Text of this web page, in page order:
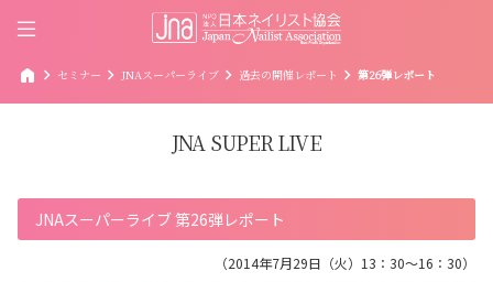
home chevron_right セミナー chevron_right JNAスーパーライブ chevron_right 過去の開催レポート chevron_right 第26弾レポート
JNA SUPER LIVE
JNAスーパーライブ 第26弾レポート
（2014年7月29日（火）13：30〜16：30）